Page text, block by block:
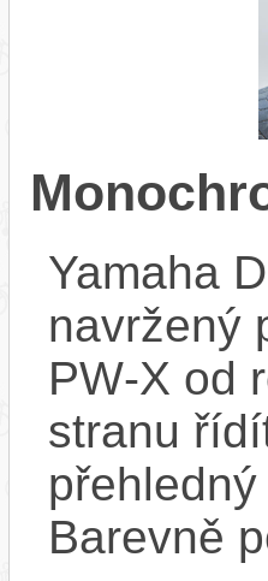
Yamaha
navržený
PW‑X od
stranu
Barevně